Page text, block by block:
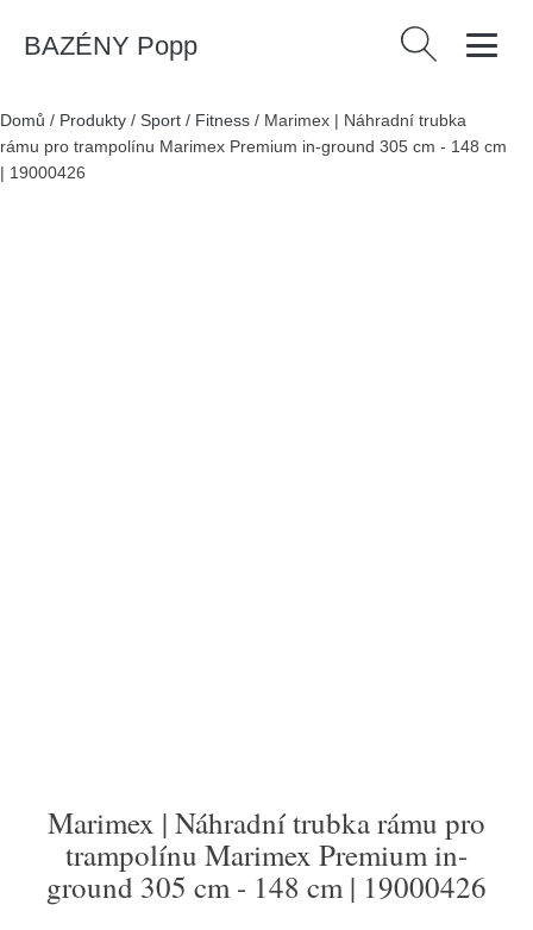
BAZÉNY Popp Vyhledávání
Domů / Produkty / Sport / Fitness / Marimex | Náhradní trubka
rámu pro trampolínu Marimex Premium in-ground 305 cm - 148 cm
| 19000426
Marimex | Náhradní trubka rámu pro
trampolínu Marimex Premium in-
ground 305 cm - 148 cm | 19000426